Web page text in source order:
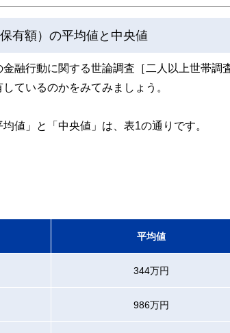
活のアイデアを提供するお金のコンシェルジュを目指しま
有額）の平均値と中央値
融行動に関する世論調査［二人以上世帯調
ているのかをみてみましょう。
値」と「中央値」は、表1の通りです。
平均値
344万円
986万円